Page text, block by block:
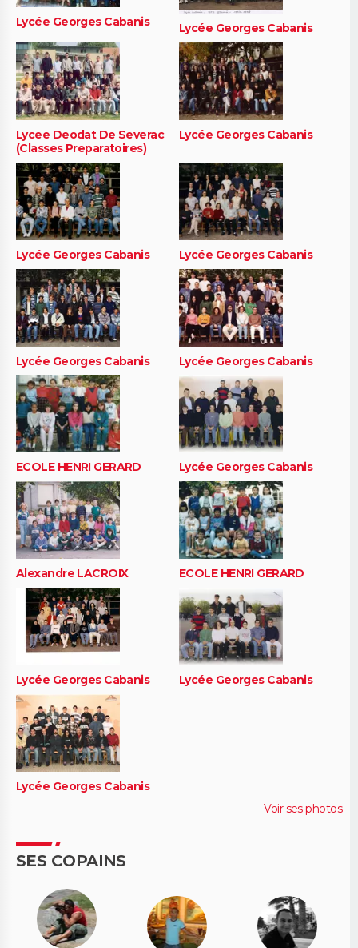
Lycée Georges Cabanis Lycée Georges Cabanis
Lycee Deodat De Severac
(Classes Preparatoires)
Lycée Georges Cabanis
Lycée Georges Cabanis Lycée Georges Cabanis
Lycée Georges Cabanis Lycée Georges Cabanis
ECOLE HENRI GERARD Lycée Georges Cabanis
Alexandre LACROIX ECOLE HENRI GERARD
Lycée Georges Cabanis Lycée Georges Cabanis
Lycée Georges Cabanis
Voir ses photos
SES COPAINS